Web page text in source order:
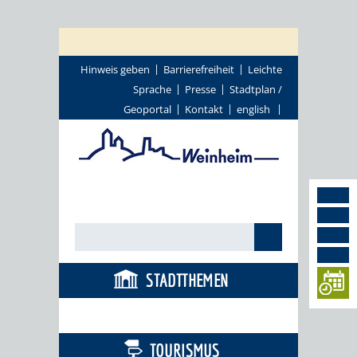
Hinweis geben Barrierefreiheit
Leichte
Sprache
Presse
Stadtplan /
Geoportal
Kontakt english
STADTTHEMEN
TOURISMUS